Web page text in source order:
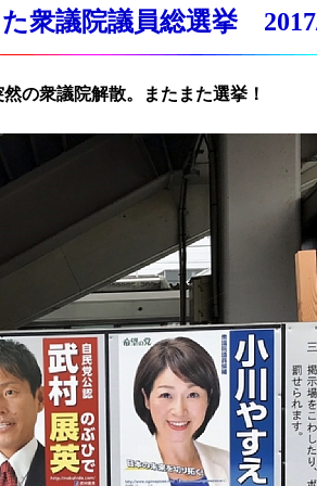
衆議院議員総選挙
の衆議院解散。またまた選挙！